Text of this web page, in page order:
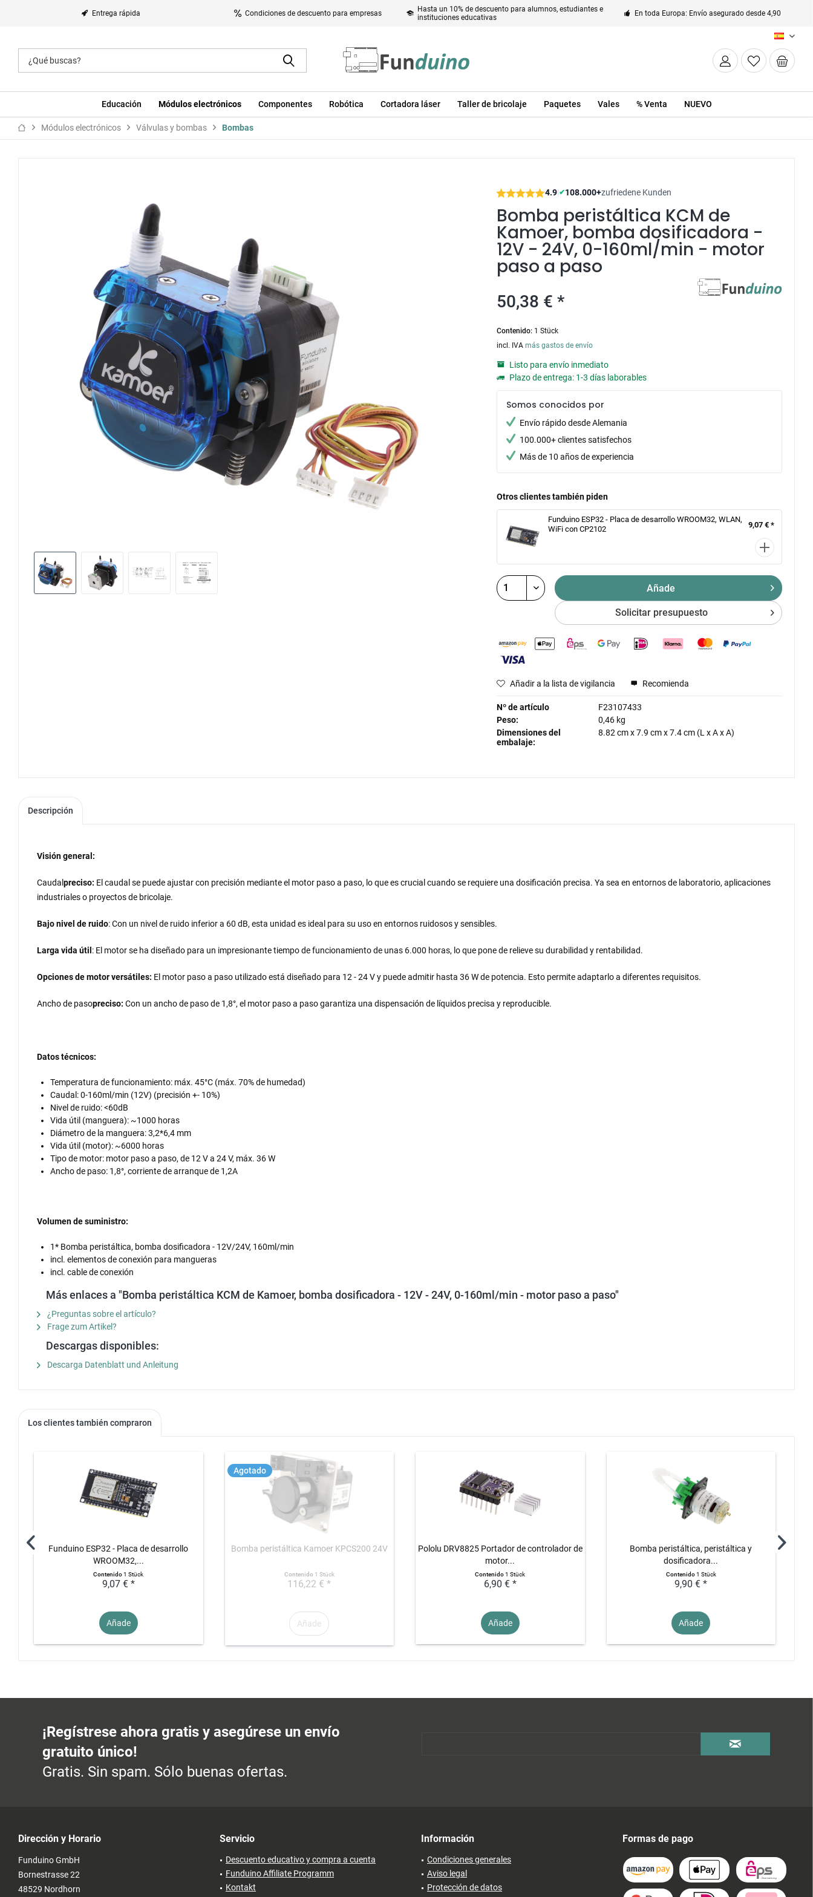
Entrega rápida Condiciones de descuento para empresas
Hasta un 10% de descuento para alumnos, estudiantes e
instituciones educativas
En toda Europa: Envío asegurado desde 4,90
ES
Educación Módulos electrónicos Componentes Robótica Cortadora láser Taller de bricolaje Paquetes Vales % Venta NUEVO
Módulos electrónicos Válvulas y bombas Bombas
4.9|✔108.000+zufriedene Kunden
Bomba peristáltica KCM de
Kamoer, bomba dosificadora -
12V - 24V, 0-160ml/min - motor
paso a paso
50,38 € *
Contenido: 1 Stück
incl. IVAmás gastos de envío
Listo para envío inmediato
Plazo de entrega: 1-3 días laborables
Somos conocidos por
Envío rápido desde Alemania
100.000+ clientes satisfechos
Más de 10 años de experiencia
Otros clientes también piden
Funduino ESP32 - Placa de desarrollo WROOM32, WLAN,
WiFi con CP2102
9,07 € *
Añade
Solicitar presupuesto
Añadir a la lista de vigilancia Recomienda
Nº de artículo
F23107433
Peso:
0,46 kg
Dimensiones del
embalaje:
8.82 cmx7.9 cmx7.4 cm (L x A x A)
Descripción
Visión general:
Caudal preciso: El caudal se puede ajustar con precisión mediante el motor paso a paso, lo que es crucial cuando se requiere una dosificación precisa. Ya sea en entornos de laboratorio, aplicaciones
industriales o proyectos de bricolaje.
Bajo nivel de ruido: Con un nivel de ruido inferior a 60 dB, esta unidad es ideal para su uso en entornos ruidosos y sensibles.
Larga vida útil : El motor se ha diseñado para un impresionante tiempo de funcionamiento de unas 6.000 horas, lo que pone de relieve su durabilidad y rentabilidad.
Opciones de motor versátiles: El motor paso a paso utilizado está diseñado para 12 - 24 V y puede admitir hasta 36 W de potencia. Esto permite adaptarlo a diferentes requisitos.
Ancho de pasopreciso: Con un ancho de paso de 1,8°, el motor paso a paso garantiza una dispensación de líquidos precisa y reproducible.
Datos técnicos:
Temperatura de funcionamiento: máx. 45°C (máx. 70% de humedad)
Caudal: 0-160ml/min (12V) (precisión +- 10%)
Nivel de ruido: <60dB
Vida útil (manguera): ~1000 horas
Diámetro de la manguera: 3,2*6,4 mm
Vida útil (motor): ~6000 horas
Tipo de motor: motor paso a paso, de 12 V a 24 V, máx. 36 W
Ancho de paso: 1,8°, corriente de arranque de 1,2A
Volumen de suministro:
1* Bomba peristáltica, bomba dosificadora - 12V/24V, 160ml/min
incl. elementos de conexión para mangueras
incl. cable de conexión
Más enlaces a "Bomba peristáltica KCM de Kamoer, bomba dosificadora - 12V - 24V, 0-160ml/min - motor paso a paso"
¿Preguntas sobre el artículo?
Frage zum Artikel?
Descargas disponibles:
Descarga Datenblatt und Anleitung
Los clientes también compraron
Funduino ESP32 - Placa de desarrollo
WROOM32,...
Contenido1 Stück
9,07 € *
Añade
Agotado
Bomba peristáltica Kamoer KPCS200 24V
Contenido 1 Stück
116,22 € *
Añade
Pololu DRV8825 Portador de controlador de
motor...
Contenido1 Stück
6,90 € *
Añade
Bomba peristáltica, peristáltica y
dosificadora...
Contenido1 Stück
9,90 € *
Añade
¡Regístrese ahora gratis y asegúrese un envío
gratuito único!
Gratis. Sin spam. Sólo buenas ofertas.
Dirección y Horario
Funduino GmbH
Bornestrasse 22
48529 Nordhorn
Servicio
Descuento educativo y compra a cuenta
Funduino Affiliate Programm
Kontakt
Información
Condiciones generales
Aviso legal
Protección de datos
Formas de pago